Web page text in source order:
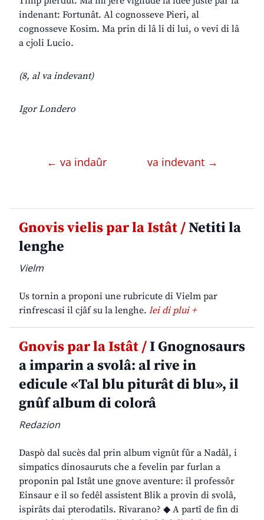
indenant: Fortunât. Al cognosseve Pieri, al
cognosseve Kosim. Ma prin di lâ li di lui, o vevi di lâ
a cjoli Lucio.
(8, al va indevant)
Igor Londero
← va indaûr va indevant →
Gnovis vielis par la Istât /Netiti la
lenghe
Vielm
Us tornin a proponi une rubricute di Vielm par
rinfrescasi il cjâf su la lenghe. lei di plui +
Gnovis par la Istât /I Gnognosaurs
a imparin a svolâ: al rive in
edicule «Tal blu piturât di blu», il
gnûf album di colorâ
Redazion
Daspò dal sucès dal prin album vignût fûr a Nadâl, i
simpatics dinosauruts che a fevelin par furlan a
proponin pal Istât une gnove aventure: il professôr
Einsaur e il so fedêl assistent Blik a provin di svolâ,
ispirâts dai pterodatils. Rivarano? ◆ A partî de fin di